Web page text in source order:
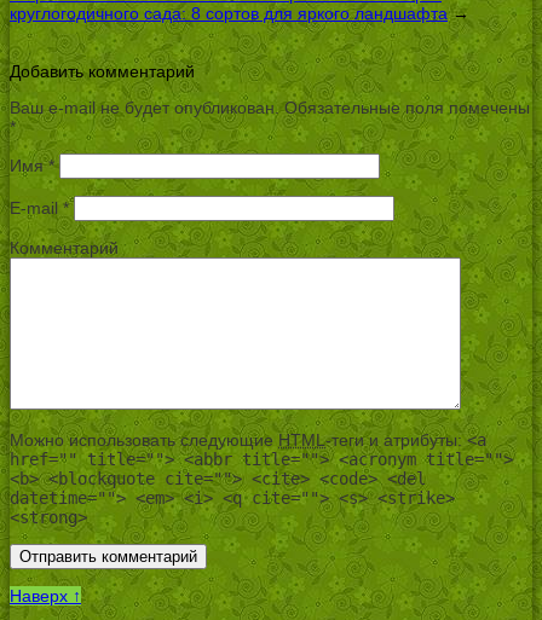
круглогодичного сада: 8 сортов для яркого ландшафта→
Добавить комментарий
Ваш e-mail не будет опубликован.Обязательные поля помечены
*
Имя*
E-mail *
Комментарий
Можно использовать следующие HTML-теги и атрибуты:<a
href="" title=""> <abbr title=""> <acronym title="">
<b> <blockquote cite=""> <cite> <code> <del
datetime=""> <em> <i> <q cite=""> <s> <strike>
<strong>
Наверх ↑